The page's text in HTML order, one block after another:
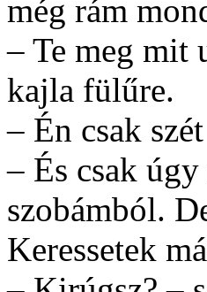
még rám
– Te meg mit
kajla fülűre.
– Én csak
– És csak
szobámból.
Keressetek